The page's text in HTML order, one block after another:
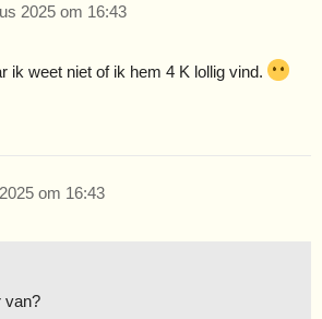
2025 om 16:43
ik weet niet of ik hem 4 K lollig vind.
om 16:43
van?